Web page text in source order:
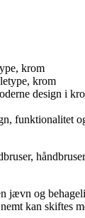
krom
design
funktionalitet
og
kan skiftes